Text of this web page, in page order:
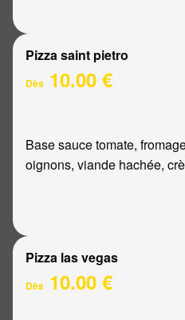
Pizza saint pietro
Dès 10.00 €
Base sauce tomate,
oignons, viande hachée,
Pizza las vegas
Dès 10.00 €